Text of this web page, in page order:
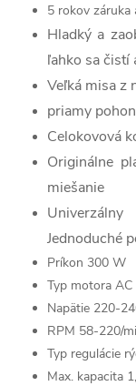
5 rokov záruka
Hladký a
ľahko sa čistí
Veľká misa z
priamy
Celokovová
Originálne
miešanie
Jednoduché
Príkon 300 W
Typ motora
Napätie 220-
RPM 58-220/
Typ regulácie
Max. kapacita